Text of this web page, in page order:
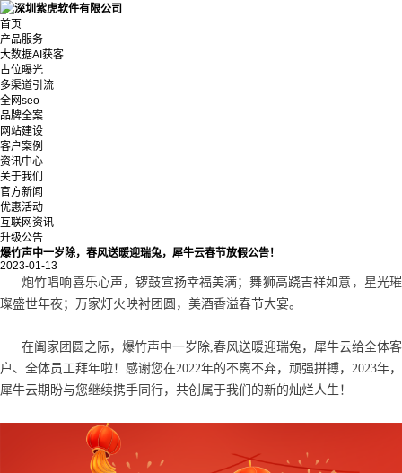
首页
产品服务
大数据AI获客
占位曝光
多渠道引流
全网seo
品牌全案
网站建设
客户案例
资讯中心
关于我们
官方新闻
优惠活动
互联网资讯
升级公告
爆竹声中一岁除，春风送暖迎瑞兔，犀牛云春节放假公告！
2023-01-13
炮竹唱响喜乐心声，锣鼓宣扬幸福美满；舞狮高跷吉祥如意，星光璀
璨盛世年夜；万家灯火映衬团圆，美酒香溢春节大宴。
在阖家团圆之际，爆竹声中一岁除,春风送暖迎瑞兔，犀牛云给全体客
户、全体员工拜年啦！感谢您在2022年的不离不弃，顽强拼搏，2023年，
犀牛云期盼与您继续携手同行，共创属于我们的新的灿烂人生！